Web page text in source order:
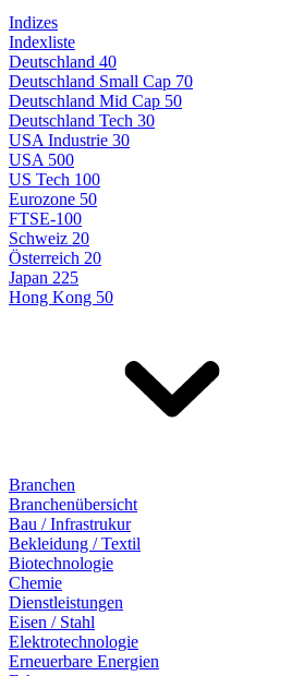
Indizes
Indexliste
Deutschland 40
Deutschland Small Cap 70
Deutschland Mid Cap 50
Deutschland Tech 30
USA Industrie 30
USA 500
US Tech 100
Eurozone 50
FTSE-100
Schweiz 20
Österreich 20
Japan 225
Hong Kong 50
Branchen
Branchenübersicht
Bau / Infrastrukur
Bekleidung / Textil
Biotechnologie
Chemie
Dienstleistungen
Eisen / Stahl
Elektrotechnologie
Erneuerbare Energien